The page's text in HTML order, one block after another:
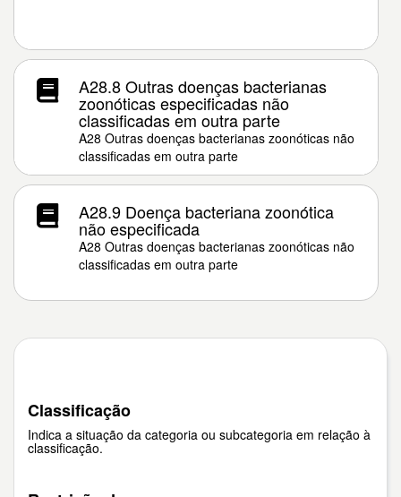
A28.8 Outras doenças bacterianas
zoonóticas especificadas não
classificadas em outra parte
A28 Outras doenças bacterianas zoonóticas não
classificadas em outra parte
A28.9 Doença bacteriana zoonótica
não especificada
A28 Outras doenças bacterianas zoonóticas não
classificadas em outra parte
Classificação
Indica a situação da categoria ou subcategoria em relação à
classificação.